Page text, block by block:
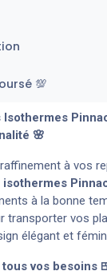
💯
Isothermes
🌸
à vos
à la bonne
transporter vos
élégant et
vos besoins